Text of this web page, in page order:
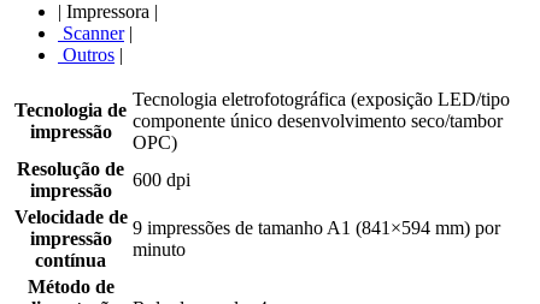
| Impressora |
Scanner|
Outros |
Tecnologia de
impressão
Tecnologia eletrofotográfica (exposição LED/tipo
componente único desenvolvimento seco/tambor
OPC)
Resolução de
impressão
600 dpi
Velocidade de
impressão
contínua
9 impressões de tamanho A1 (841×594 mm) por
minuto
Método de